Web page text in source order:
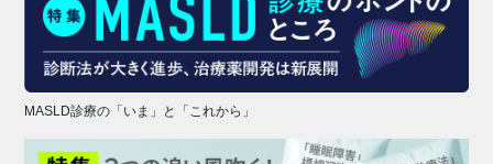
MASLD診療の「いま」と「これから」